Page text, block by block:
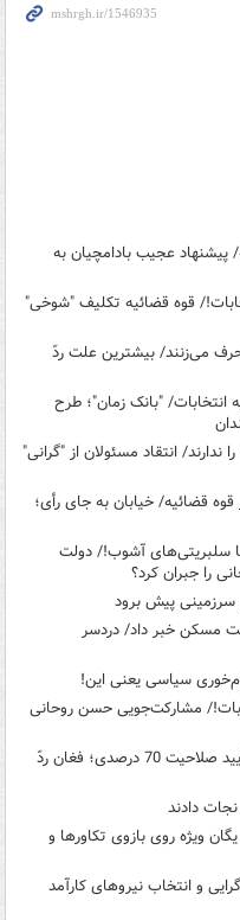
پیشنهاد عجیب بادامچیان به
قوه قضائیه تکلیف "شوخی"
حرف می‌زنند/ بیشترین علت ردّ
انتخابات/ "بانک زمان"؛ طرح
انتقاد مسئولان از "گرانی"
قضائیه/ خیابان به جای رأی؛
سلبریتی‌های آشوب!/ دولت
سرزمینی پیش برود
25 درصدی قیمت مسکن خبر داد/ دردسر
سیاسی یعنی این!
مشارکت‌جویی حسن روحانی
دلتنگی ابطحی برای مساجد زمان شاه/ تأیید صلاحیت 70 درصدی؛ فغان ردّ
ویژه روی بازوی تکاورها و
و انتخاب نیروهای کارآمد